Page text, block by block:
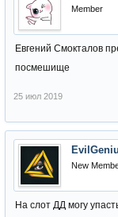
Member
Евгений Смокталов
посмешище
25 июл 2019
New
На слот ДД могу